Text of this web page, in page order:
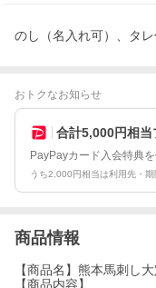
のし（名入れ可）、タ
おトクなお知らせ
合計5,000円相当
PayPayカード入会特典を
うち2,000円相当は利用先・
商品情報
【商品名】熊本馬刺し
【商品内容】